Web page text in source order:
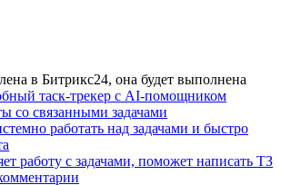
в Битрикс24, она будет выполнена
таск-трекер с AI-помощником
со связанными задачами
работать над задачами и быстро
работу с задачами, поможет написать ТЗ